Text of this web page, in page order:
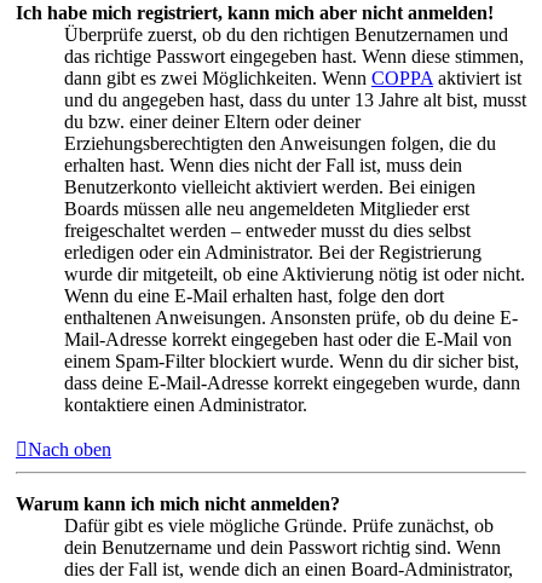
Ich habe mich registriert, kann mich aber nicht anmelden!
Überprüfe zuerst, ob du den richtigen Benutzernamen und
das richtige Passwort eingegeben hast. Wenn diese stimmen,
dann gibt es zwei Möglichkeiten. Wenn COPPA aktiviert ist
und du angegeben hast, dass du unter 13 Jahre alt bist, musst
du bzw. einer deiner Eltern oder deiner
Erziehungsberechtigten den Anweisungen folgen, die du
erhalten hast. Wenn dies nicht der Fall ist, muss dein
Benutzerkonto vielleicht aktiviert werden. Bei einigen
Boards müssen alle neu angemeldeten Mitglieder erst
freigeschaltet werden – entweder musst du dies selbst
erledigen oder ein Administrator. Bei der Registrierung
wurde dir mitgeteilt, ob eine Aktivierung nötig ist oder nicht.
Wenn du eine E-Mail erhalten hast, folge den dort
enthaltenen Anweisungen. Ansonsten prüfe, ob du deine E-
Mail-Adresse korrekt eingegeben hast oder die E-Mail von
einem Spam-Filter blockiert wurde. Wenn du dir sicher bist,
dass deine E-Mail-Adresse korrekt eingegeben wurde, dann
kontaktiere einen Administrator.
Nach oben
Warum kann ich mich nicht anmelden?
Dafür gibt es viele mögliche Gründe. Prüfe zunächst, ob
dein Benutzername und dein Passwort richtig sind. Wenn
dies der Fall ist, wende dich an einen Board-Administrator,